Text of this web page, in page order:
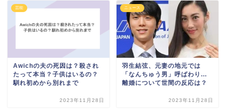
芸能
Awichの夫の死因は？殺され
たって本当？子供はいるの？
馴れ初めから別れまで
2023年11月28日
ニュース
羽生結弦、元妻の地元では
「なんちゅう男」呼ばわり…
離婚について世間の反応は？
2023年11月28日